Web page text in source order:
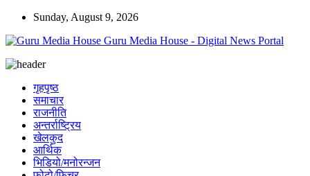
Sunday, August 9, 2026
Guru Media House - Digital News Portal
गृहपृष्ठ
समाचार
राजनीति
अन्तर्राष्ट्रिय
खेलकुद
आर्थिक
भिडियो/मनोरन्जन